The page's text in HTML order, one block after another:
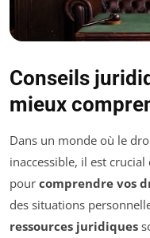
Conseils
mieux
Dans un monde où le
inaccessible, il est
pour comprendre vos
des situations
ressources juridiques